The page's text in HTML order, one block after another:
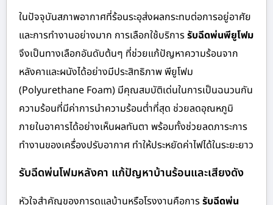
ในปัจจุบันสภาพอากาศที่ร้อนระอุส่งผลกระทบต่อการอยู่อาศัย
และการทำงานอย่างมาก การเลือกใช้บริการรับฉีดพ่นพียูโฟม
จึงเป็นทางเลือกอันดับต้นๆ ที่ช่วยแก้ปัญหาความร้อนจาก
หลังคาและผนังได้อย่างมีประสิทธิภาพ พียูโฟม
(Polyurethane Foam) มีคุณสมบัติเด่นในการเป็นฉนวนกัน
ความร้อนที่มีค่าการนำความร้อนต่ำที่สุด ช่วยลดอุณหภูมิ
ภายในอาคารได้อย่างเห็นผลทันตา พร้อมทั้งช่วยลดภาระการ
ทำงานของเครื่องปรับอากาศ ทำให้ประหยัดค่าไฟได้ในระยะยาว
รับฉีดพ่นโฟมหลังคา แก้ปัญหาบ้านร้อนและเสียงดัง
หัวใจสำคัญของการดูแลบ้านหรือโรงงานคือการรับฉีดพ่น